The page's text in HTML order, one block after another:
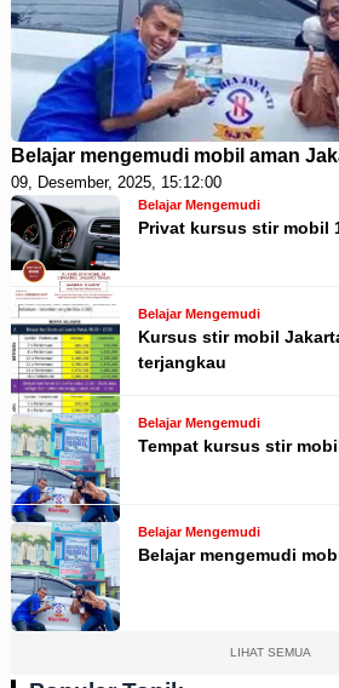
Belajar mengemudi mobil aman
09, Desember, 2025, 15:12:00
Belajar Mengemudi
Privat kursus stir mobil
Belajar Mengemudi
Kursus stir mobil
terjangkau
Belajar Mengemudi
Tempat kursus stir
Belajar Mengemudi
Belajar mengemudi
LIHAT SEMUA